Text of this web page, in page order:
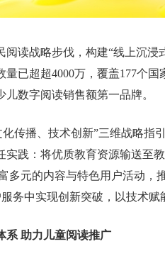
阅读战略步伐，构建“线上沉浸
已超超4000万，覆盖177个国
数字阅读销售额第一品牌。
化传播、技术创新”三维战略指
实践：将优质教育资源输送至
多元的内容与特色用户活动，
务中实现创新突破，以技术赋
系 助力儿童阅读推广